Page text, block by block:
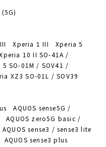
III Xperia 1 III Xperia 5
10 II SO-41A /
SO-01M / SOV41 /
XZ3 SO-01L / SOV39
AQUOS sense5G /
AQUOS zero5G basic /
sense3 / sense3 lite
sense3 plus